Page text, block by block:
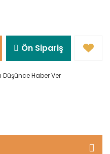
Ön Sipariş
Düşünce Haber Ver